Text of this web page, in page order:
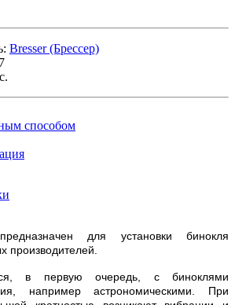
Bresser (Брессер)
способом
для установки бинокля
производителей.
в первую очередь, с биноклями
например астрономическими. При